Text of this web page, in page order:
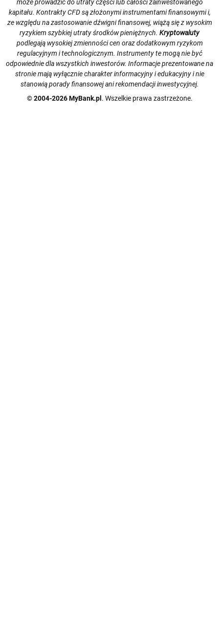
może prowadzić do utraty części lub całości zainwestowanego
kapitału. Kontrakty CFD są złożonymi instrumentami finansowymi i,
ze względu na zastosowanie dźwigni finansowej, wiążą się z wysokim
ryzykiem szybkiej utraty środków pieniężnych. Kryptowaluty
podlegają wysokiej zmienności cen oraz dodatkowym ryzykom
regulacyjnym i technologicznym. Instrumenty te mogą nie być
odpowiednie dla wszystkich inwestorów. Informacje prezentowane na
stronie mają wyłącznie charakter informacyjny i edukacyjny i nie
stanowią porady finansowej ani rekomendacji inwestycyjnej.
© 2004-2026 MyBank.pl . Wszelkie prawa zastrzeżone.